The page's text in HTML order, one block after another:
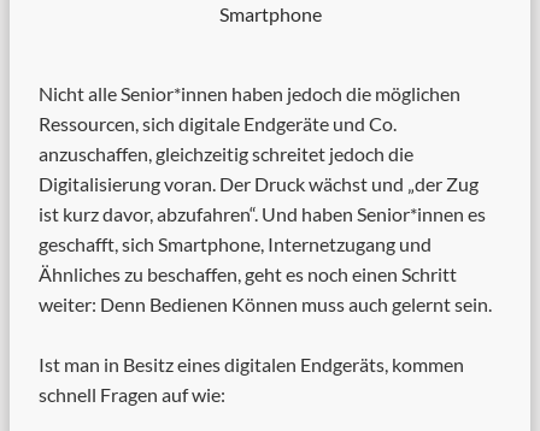
Smartphone
Nicht alle Senior*innen haben jedoch die möglichen
Ressourcen, sich digitale Endgeräte und Co.
anzuschaffen, gleichzeitig schreitet jedoch die
Digitalisierung voran. Der Druck wächst und „der Zug
ist kurz davor, abzufahren“. Und haben Senior*innen es
geschafft, sich Smartphone, Internetzugang und
Ähnliches zu beschaffen, geht es noch einen Schritt
weiter: Denn Bedienen Können muss auch gelernt sein.
Ist man in Besitz eines digitalen Endgeräts, kommen
schnell Fragen auf wie: